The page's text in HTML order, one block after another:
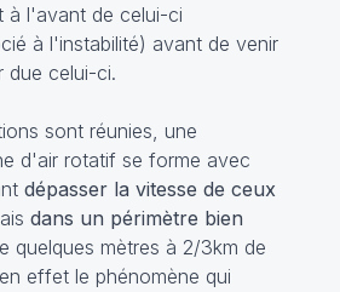
à l'avant de celui-ci
à l'instabilité) avant de venir
due celui-ci.
sont réunies, une
d'air rotatif se forme avec
dépasser la vitesse de ceux
dans un périmètre bien
quelques mètres à 2/3km de
effet le phénomène qui